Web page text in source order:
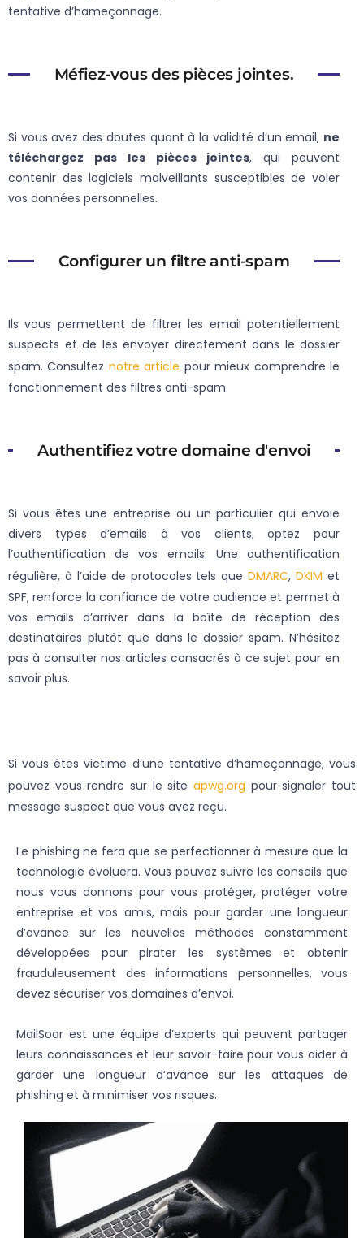
tentative d’hameçonnage.
Méfiez-vous des pièces jointes.
Si vous avez des doutes quant à la validité d’un email, ne
téléchargez pas les pièces jointes, qui peuvent
contenir des logiciels malveillants susceptibles de voler
vos données personnelles.
Configurer un filtre anti-spam
Ils vous permettent de filtrer les email potentiellement
suspects et de les envoyer directement dans le dossier
spam. Consultez notre article pour mieux comprendre le
fonctionnement des filtres anti-spam.
Authentifiez votre domaine d'envoi
Si vous êtes une entreprise ou un particulier qui envoie
divers types d’emails à vos clients, optez pour
l’authentification de vos emails. Une authentification
régulière, à l’aide de protocoles tels queDMARC,DKIMet
SPF, renforce la confiance de votre audience et permet à
vos emails d’arriver dans la boîte de réception des
destinataires plutôt que dans le dossier spam. N’hésitez
pas à consulter nos articles consacrés à ce sujet pour en
savoir plus.
Si vous êtes victime d’une tentative d’hameçonnage, vous
pouvez vous rendre sur le site apwg.org pour signaler tout
message suspect que vous avez reçu.
Le phishing ne fera que se perfectionner à mesure que la
technologie évoluera. Vous pouvez suivre les conseils que
nous vous donnons pour vous protéger, protéger votre
entreprise et vos amis, mais pour garder une longueur
d’avance sur les nouvelles méthodes constamment
développées pour pirater les systèmes et obtenir
frauduleusement des informations personnelles, vous
devez sécuriser vos domaines d’envoi.
MailSoar est une équipe d’experts qui peuvent partager
leurs connaissances et leur savoir-faire pour vous aider à
garder une longueur d’avance sur les attaques de
phishing et à minimiser vos risques.